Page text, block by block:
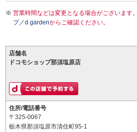
営業時間などは変更となる場合がございます
プ／d gardenからご確認ください。
店舗名
ドコモショップ那須塩原店
住所/電話番号
〒325-0067
栃木県那須塩原市清住町95-1